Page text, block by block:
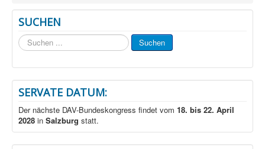
SUCHEN
Suchen
...
Suchen
SERVATE DATUM:
Der nächste DAV-Bundeskongress findet vom 18. bis 22. April
2028 in Salzburg statt.